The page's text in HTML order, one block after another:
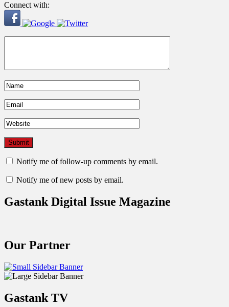
Connect with:
Notify me of follow-up comments by email.
Notify me of new posts by email.
Gastank Digital Issue Magazine
Our Partner
Gastank TV